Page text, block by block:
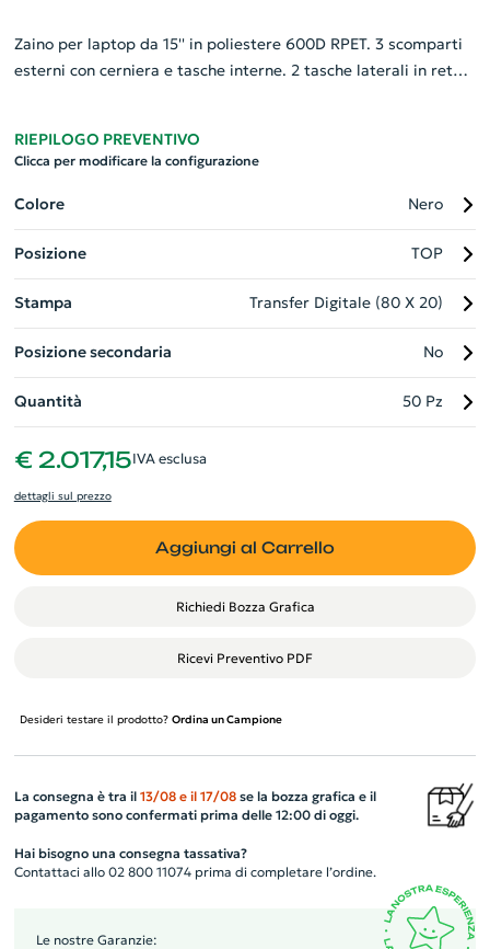
Zaino per laptop da 15'' in poliestere 600D RPET. 3 scomparti
esterni con cerniera e tasche interne. 2 tasche laterali in rete.
RIEPILOGO PREVENTIVO
Clicca per modificare la configurazione
Colore Nero
Posizione TOP
Stampa Transfer Digitale (80 X 20)
Posizione secondaria No
Quantità 50 Pz
€ 2.017,15IVA esclusa
dettagli sul prezzo
Aggiungi al Carrello
Richiedi Bozza Grafica
Ricevi Preventivo PDF
Desideri testare il prodotto? Ordina un Campione
La consegna è tra il 13/08 e il 17/08se la bozza grafica e il
pagamento sono confermati prima delle 12:00 di oggi.
Hai bisogno una consegna tassativa?
Contattaci allo 02 800 11074 prima di completare l’ordine.
Le nostre Garanzie: